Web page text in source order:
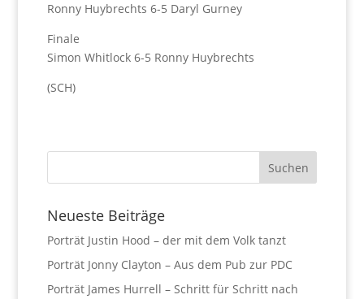
Ronny Huybrechts 6-5 Daryl Gurney
Finale
Simon Whitlock 6-5 Ronny Huybrechts
(SCH)
Neueste Beiträge
Porträt Justin Hood – der mit dem Volk tanzt
Porträt Jonny Clayton – Aus dem Pub zur PDC
Porträt James Hurrell – Schritt für Schritt nach